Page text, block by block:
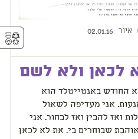
איור 02.01.16
לכאן ולא לשם
החודש באנטייטלד הוא
אני מעדיפה לשאול
ואז להבין ואז לבחור. אני
שבוחרים בי. את לא לכאן
⚥︎